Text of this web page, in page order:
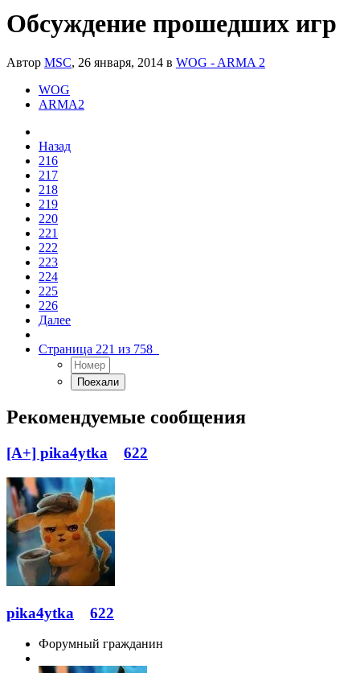
Обсуждение прошедших игр
Автор MSC, 26 января, 2014 в WOG - ARMA 2
WOG
ARMA2
Назад
216
217
218
219
220
221
222
223
224
225
226
Далее
Страница 221 из 758
Рекомендуемые сообщения
[A+] pika4ytka 622
pika4ytka 622
Форумный гражданин